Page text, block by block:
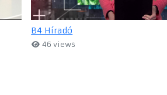
B4 Híradó
46 views